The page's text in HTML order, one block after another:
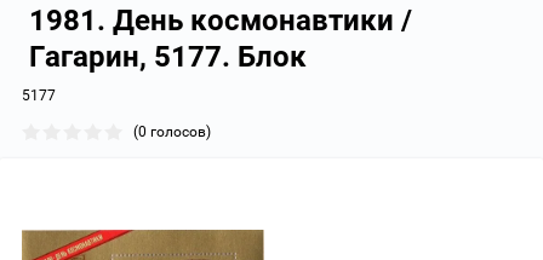
1981. День космонавтики /
Гагарин, 5177. Блок
5177
(0 голосов)